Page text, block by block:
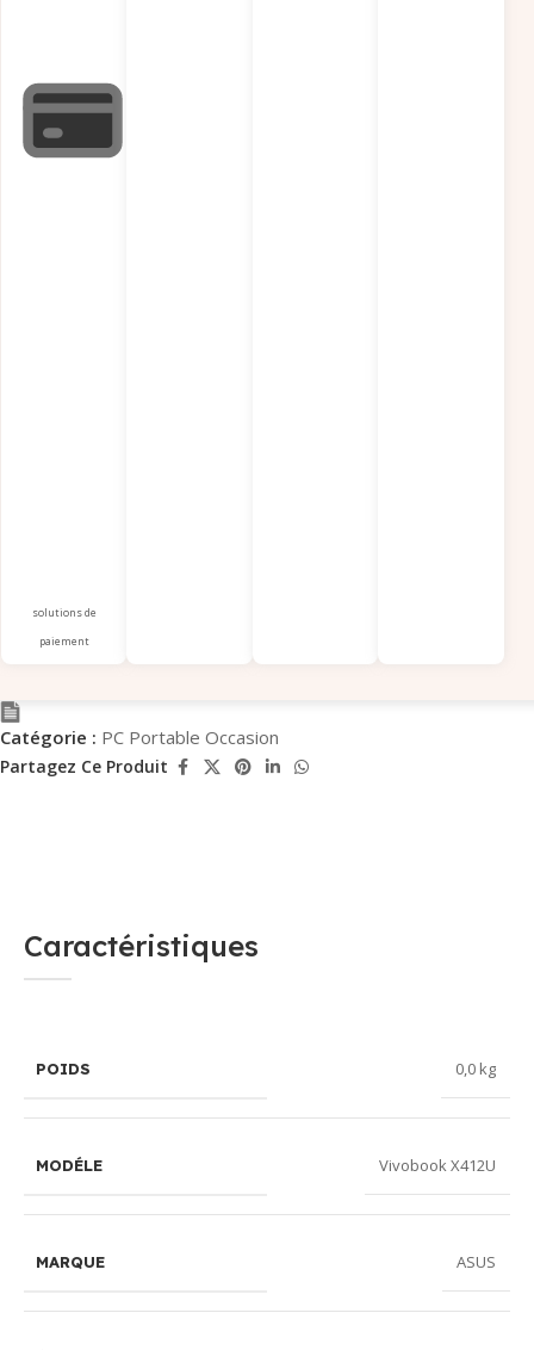
solutions de
paiement
Catégorie : PC Portable Occasion
Partagez Ce Produit
Caractéristiques
POIDS 0,0 kg
MODÉLE Vivobook X412U
MARQUE ASUS